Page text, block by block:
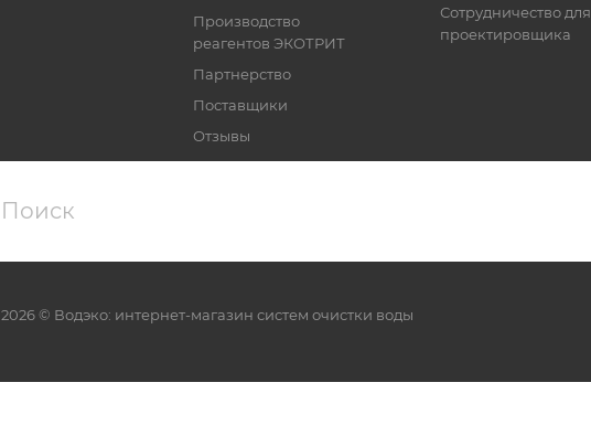
Производство
реагентов ЭКОТРИТ
Партнерство
Поставщики
Отзывы
Реквизиты
Сотрудничество для
проектировщика
2026 © Водэко: интернет-магазин систем очистки воды